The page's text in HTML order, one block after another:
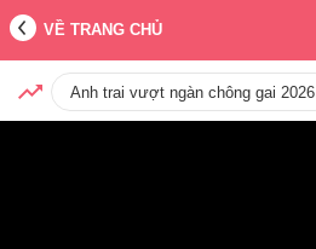
VỀ TRANG CHỦ
Anh trai vượt ngàn chông gai 2026